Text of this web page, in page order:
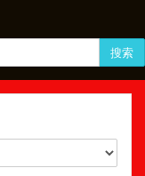
搜索